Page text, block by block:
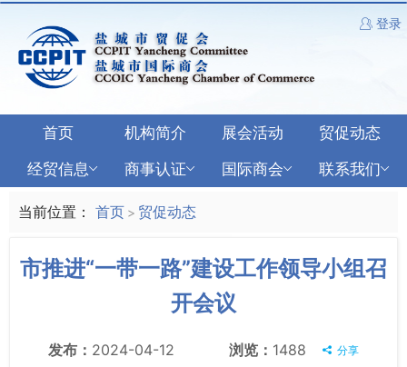
登录
首页 机构简介 展会活动
贸促动态
经贸信息
商事认证 国际商会 联系我们
当前位置： 首页 > 贸促动态
市推进“一带一路”建设工作领导小组召
开会议
发布： 2024-04-12 浏览： 1488 分享